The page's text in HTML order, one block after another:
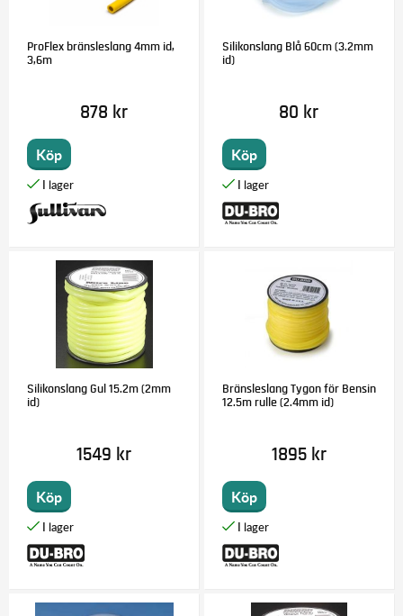
ProFlex bränsleslang 4mm id,
3,6m
878 kr
Köp
Silikonslang Blå 60cm (3.2mm
id)
80 kr
Köp
Silikonslang Gul 15.2m (2mm
id)
1549 kr
Köp
Bränsleslang Tygon för Bensin
12.5m rulle (2.4mm id)
1895 kr
Köp